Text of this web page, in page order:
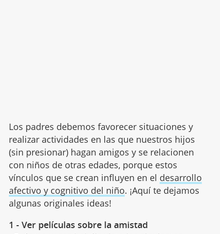
Los padres debemos favorecer situaciones y
realizar actividades en las que nuestros hijos
(sin presionar) hagan amigos y se relacionen
con niños de otras edades, porque estos
vínculos que se crean influyen en el desarrollo
afectivo y cognitivo del niño. ¡Aquí te dejamos
algunas originales ideas!
1 - Ver películas sobre la amistad